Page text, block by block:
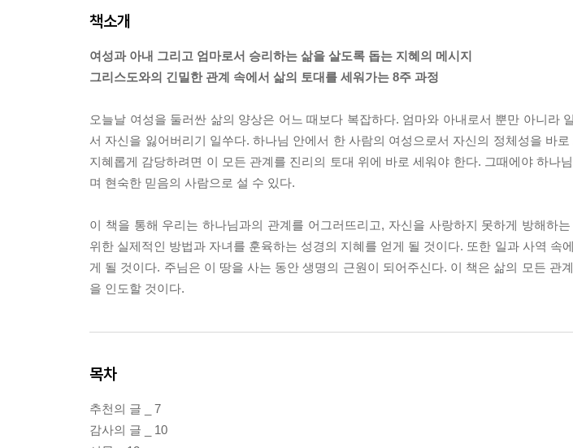
책소개
여성과 아내 그리고 엄마로서 승리하는 삶을 살도록 돕는 지혜의 메시지
그리스도와의 긴밀한 관계 속에서 삶의 토대를 세워가는 8주 과정
오늘날 여성을 둘러싼 삶의 양상은 어느 때보다 복잡하다. 엄마와 아내로서 뿐만 아니라
서 자신을 잃어버리기 일쑤다. 하나님 안에서 한 사람의 여성으로서 자신의 정체성을 바
지혜롭게 감당하려면 이 모든 관계를 진리의 토대 위에 바로 세워야 한다. 그때에야 하나
며 현숙한 믿음의 사람으로 설 수 있다.
이 책을 통해 우리는 하나님과의 관계를 어그러뜨리고, 자신을 사랑하지 못하게 방해하
위한 실제적인 방법과 자녀를 훈육하는 성경의 지혜를 얻게 될 것이다. 또한 일과 사역 속
게 될 것이다. 주님은 이 땅을 사는 동안 생명의 근원이 되어주신다. 이 책은 삶의 모든 관
을 인도할 것이다.
목차
추천의 글 _ 7
감사의 글 _ 10